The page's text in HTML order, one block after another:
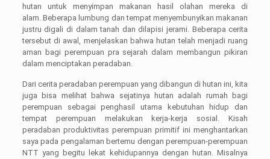
hutan untuk menyimpan makanan hasil olahan mereka di
alam. Beberapa lumbung dan tempat menyembunyikan makanan
justru digali di dalam tanah dan dilapisi jerami. Beberapa cerita
tersebut di awal, menjelaskan bahwa hutan telah menjadi ruang
aman bagi perempuan pra sejarah dalam membangun pikiran
dalam menciptakan peradaban.
Dari cerita peradaban perempuan yang dibangun di hutan ini, kita
juga bisa melihat bahwa sejatinya hutan adalah rumah bagi
perempuan sebagai penghasil utama kebutuhan hidup dan
tempat perempuan melakukan kerja-kerja sosial. Kisah
peradaban produktivitas perempuan primitif ini menghantarkan
saya pada pengalaman bertemu dengan perempuan-perempuan
NTT yang begitu lekat kehidupannya dengan hutan. Misalnya